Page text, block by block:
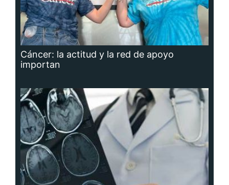
Cáncer: la actitud y la red de apoyo
importan